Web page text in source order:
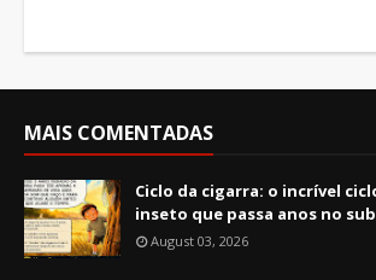
MAIS COMENTADAS
Ciclo da cigarra: o incrível
inseto que passa anos no
August 03, 2026